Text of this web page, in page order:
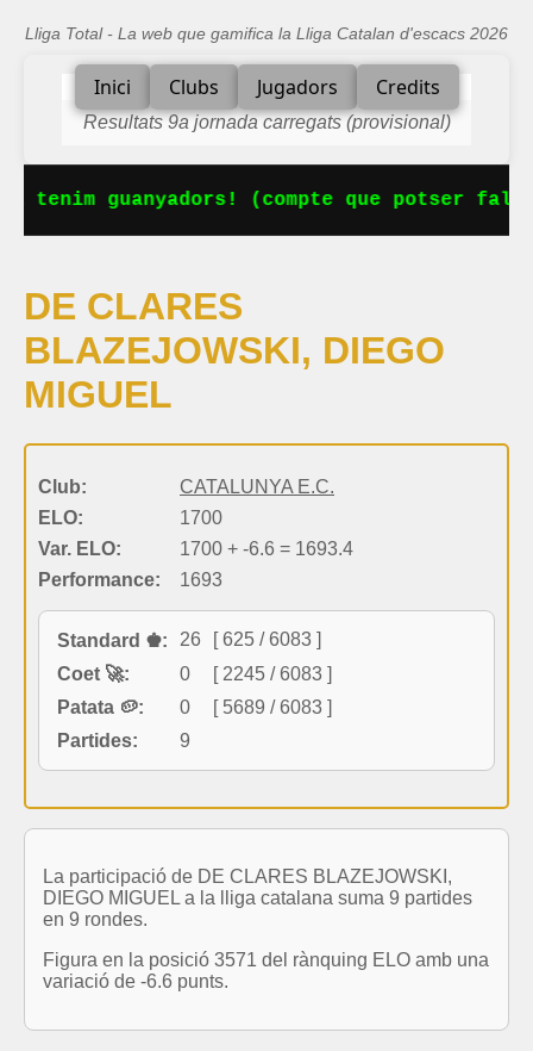
Lliga Total - La web que gamifica la Lliga Catalan d'escacs 2026
Inici Clubs Jugadors Credits
Resultats 9a jornada carregats (provisional)
tenim guanyadors! (compte que potser
DE CLARES
BLAZEJOWSKI, DIEGO
MIGUEL
Club:
CATALUNYA E.C.
ELO:
1700
Var. ELO:
1700 + -6.6 = 1693.4
Performance:
1693
Standard ♚: 26
[ 625 / 6083 ]
Coet 🚀:
0
[ 2245 / 6083 ]
Patata 🥔:
0
[ 5689 / 6083 ]
Partides:
9
La participació de DE CLARES BLAZEJOWSKI,
DIEGO MIGUEL a la lliga catalana suma 9 partides
en 9 rondes.
Figura en la posició 3571 del rànquing ELO amb una
variació de -6.6 punts.